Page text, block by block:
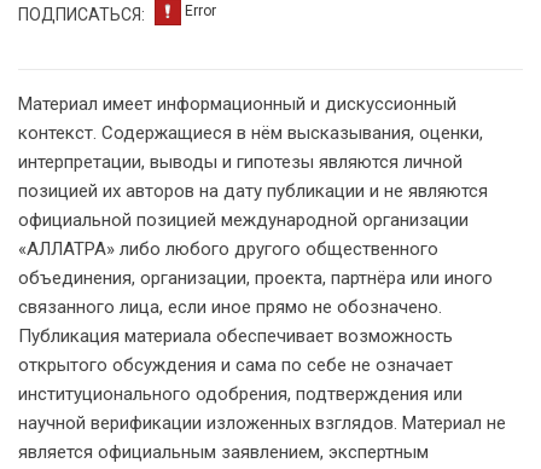
ПОДПИСАТЬСЯ:
Материал имеет информационный и дискуссионный
контекст. Содержащиеся в нём высказывания, оценки,
интерпретации, выводы и гипотезы являются личной
позицией их авторов на дату публикации и не являются
официальной позицией международной организации
«АЛЛАТРА» либо любого другого общественного
объединения, организации, проекта, партнёра или иного
связанного лица, если иное прямо не обозначено.
Публикация материала обеспечивает возможность
открытого обсуждения и сама по себе не означает
институционального одобрения, подтверждения или
научной верификации изложенных взглядов. Материал не
является официальным заявлением, экспертным